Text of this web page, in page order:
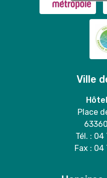
Ville
Place
Tél. : 04
Fax : 04